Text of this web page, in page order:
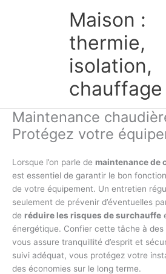
Maison :
thermie,
isolation,
chauffage
Maintenance
Protégez votre
Lorsque l’on parle de maintenance de
est essentiel de garantir le bon
de votre équipement. Un entretien
seulement de prévenir d’éventuelles
de réduire les risques de surchauffe
énergétique. Confier cette tâche à
vous assure tranquillité d’esprit et
suivi adéquat, vous protégez votre
des économies sur le long terme.